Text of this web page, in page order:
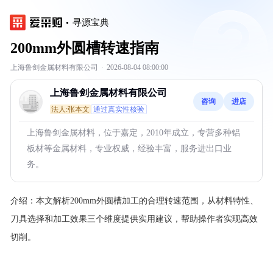
寻源宝典
200mm外圆槽转速指南
上海鲁剑金属材料有限公司 · 2026-08-04 08:00:00
上海鲁剑金属材料有限公司
法人:张本文 通过真实性核验
咨询 进店
上海鲁剑金属材料，位于嘉定，2010年成立，专营多种铝
板材等金属材料，专业权威，经验丰富，服务进出口业
务。
介绍： 本文解析200mm外圆槽加工的合理转速范围，从材料特性、
刀具选择和加工效果三个维度提供实用建议，帮助操作者实现高效
切削。